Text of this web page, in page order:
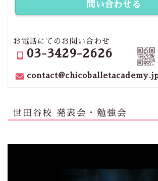
問い合わせる
お電話にてのお問い合わせ
03-3429-2626
世田谷校 発表会・勉強会